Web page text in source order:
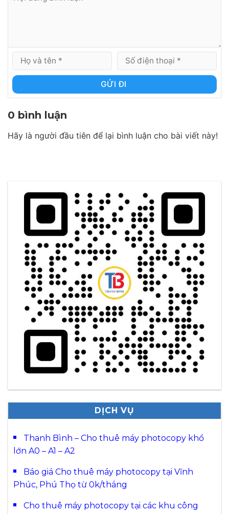
GỬI ĐI
0 bình luận
Hãy là người đầu tiên để lại bình luận cho bài viết này!
DỊCH VỤ
Thanh Bình – Cho thuê máy photocopy khổ
lớn A0 – A1 – A2
Báo giá Cho thuê máy photocopy tại Vĩnh
Phúc, Phú Thọ từ 0k/tháng
Cho thuê máy photocopy tại các khu công